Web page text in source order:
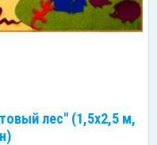
лес" (1,5х2,5 м,